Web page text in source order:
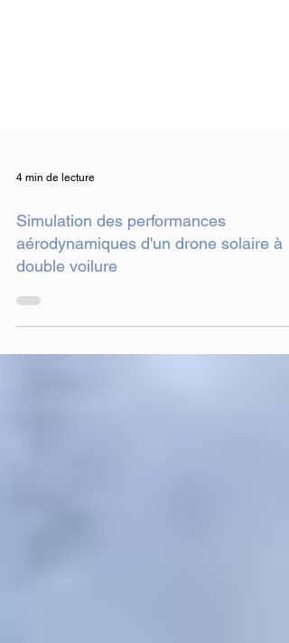
4 min de lecture
Simulation des performances
double voilure